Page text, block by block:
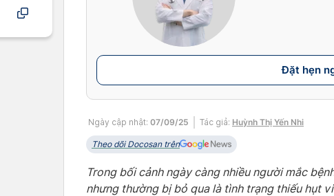
Đặt hẹn
Ngày cập nhật: 07/09/25 Tác giả: Huỳnh Thị Yến Nhi
Theo dõi Docosan trên
Trong bối cảnh ngày càng nhiều người mắc
nhưng thường bị bỏ qua là tình trạng thiếu hụt